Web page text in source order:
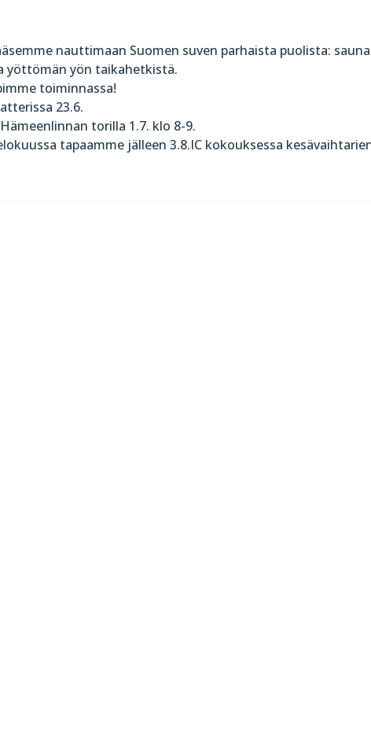
nauttimaan Suomen suven parhaista puolista:
yöttömän yön taikahetkistä.
toiminnassa!
23.6.
torilla 1.7. klo 8-9.
tapaamme jälleen 3.8.IC kokouksessa